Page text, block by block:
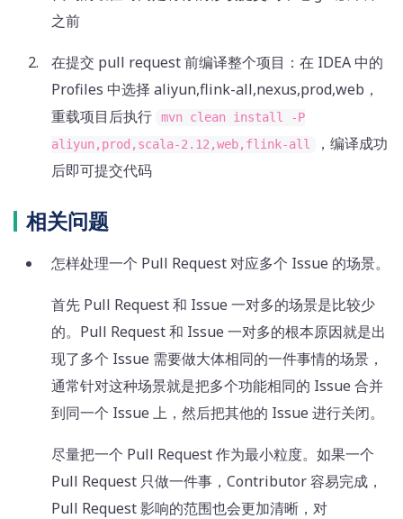
之前
在提交 pull request 前编译整个项目：在 IDEA 中的
Profiles 中选择 aliyun,flink-all,nexus,prod,web，
重载项目后执行
mvn clean install -P
aliyun,prod,scala-2.12,web,flink-all
，编译成功
后即可提交代码
相关问题
怎样处理一个 Pull Request 对应多个 Issue 的场景。
首先 Pull Request 和 Issue 一对多的场景是比较少
的。Pull Request 和 Issue 一对多的根本原因就是出
现了多个 Issue 需要做大体相同的一件事情的场景，
通常针对这种场景就是把多个功能相同的 Issue 合并
到同一个 Issue 上，然后把其他的 Issue 进行关闭。
尽量把一个 Pull Request 作为最小粒度。如果一个
Pull Request 只做一件事，Contributor 容易完成，
Pull Request 影响的范围也会更加清晰，对